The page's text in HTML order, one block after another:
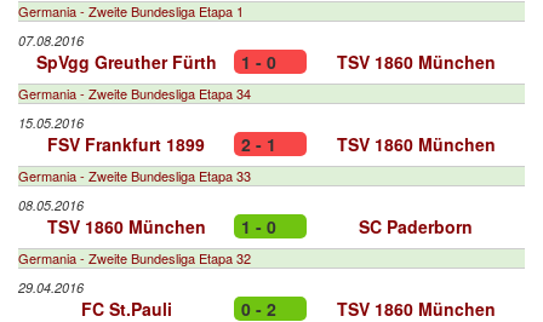
Germania - Zweite Bundesliga Etapa 1
07.08.2016
SpVgg Greuther Fürth 1 - 0 TSV 1860 München
Germania - Zweite Bundesliga Etapa 34
15.05.2016
FSV Frankfurt 1899 2 - 1 TSV 1860 München
Germania - Zweite Bundesliga Etapa 33
08.05.2016
TSV 1860 München 1 - 0 SC Paderborn
Germania - Zweite Bundesliga Etapa 32
29.04.2016
FC St.Pauli 0 - 2 TSV 1860 München